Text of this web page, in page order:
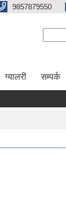
9857879550
ग्यालरी सम्पर्क